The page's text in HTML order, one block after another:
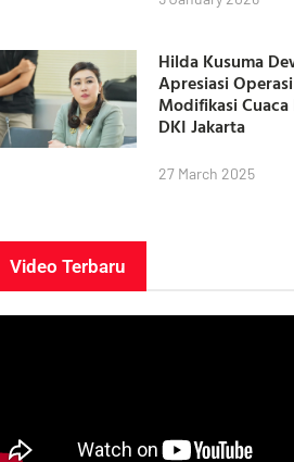
Hilda Kusuma
Apresiasi Operasi
Modifikasi Cuaca
DKI Jakarta
27 March 2025
Video Terbaru